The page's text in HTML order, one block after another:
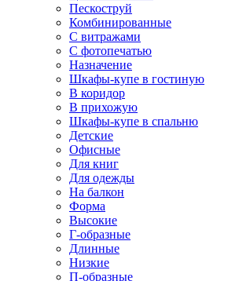
Пескоструй
Комбинированные
С витражами
С фотопечатью
Назначение
Шкафы-купе в гостиную
В коридор
В прихожую
Шкафы-купе в спальню
Детские
Офисные
Для книг
Для одежды
На балкон
Форма
Высокие
Г-образные
Длинные
Низкие
П-образные